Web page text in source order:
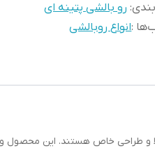
: رو بالشی پتینه ای
:انواع روبالشی
و طراحی خاص هستند. این محصول